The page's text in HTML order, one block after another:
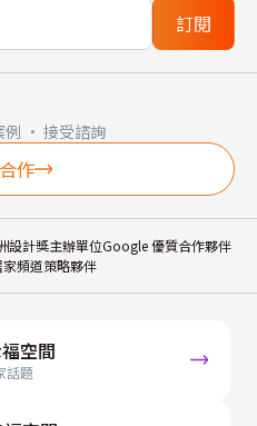
訂閱
例 · 接受諮詢
作
設計獎主辦單位Google 優質合作夥伴
頻道策略夥伴
空間
話題